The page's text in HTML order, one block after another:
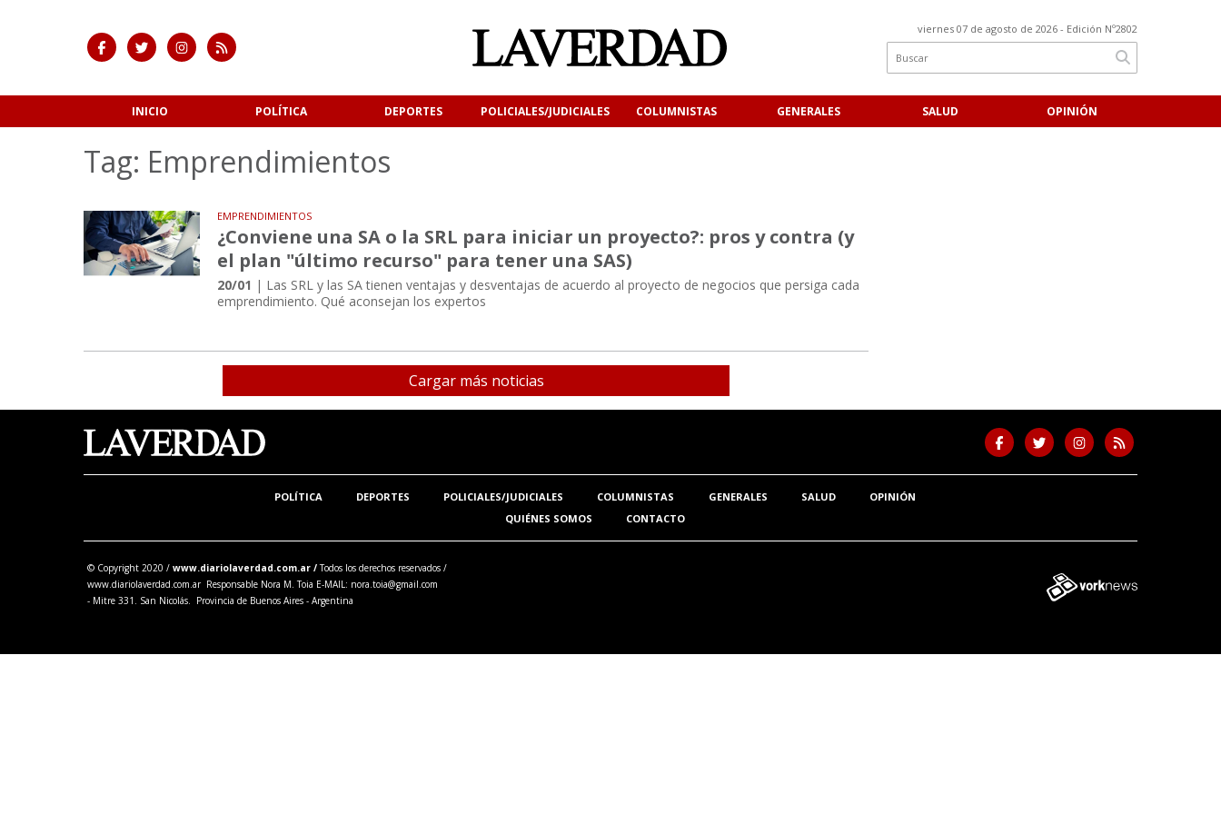
viernes 07 de agosto de 2026 - Edición Nº2802
INICIO POLÍTICA DEPORTES POLICIALES/JUDICIALES COLUMNISTAS GENERALES SALUD OPINIÓN
Tag: Emprendimientos
EMPRENDIMIENTOS
¿Conviene una SA o la SRL para iniciar un proyecto?: pros y contra (y
el plan "último recurso" para tener una SAS)
20/01 | Las SRL y las SA tienen ventajas y desventajas de acuerdo al proyecto de negocios que persiga cada
emprendimiento. Qué aconsejan los expertos
Cargar más noticias
POLÍTICA DEPORTES POLICIALES/JUDICIALES COLUMNISTAS GENERALES SALUD
OPINIÓN
QUIÉNES SOMOS
CONTACTO
© Copyright 2020 / www.diariolaverdad.com.ar /Todos los derechos reservados /
www.diariolaverdad.com.ar Responsable Nora M. Toia E-MAIL: nora.toia@gmail.com
- Mitre 331. San Nicolás. Provincia de Buenos Aires - Argentina